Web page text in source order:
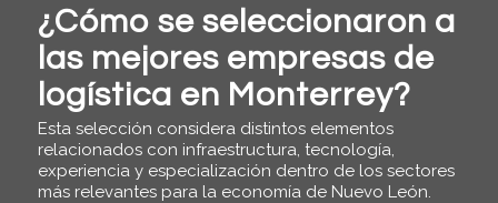
¿Cómo se seleccionaron a
las mejores empresas de
logística en Monterrey?
Esta selección considera distintos elementos
relacionados con infraestructura, tecnología,
experiencia y especialización dentro de los sectores
más relevantes para la economía de Nuevo León.